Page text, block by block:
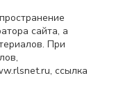
сайта, а
При
ссылка